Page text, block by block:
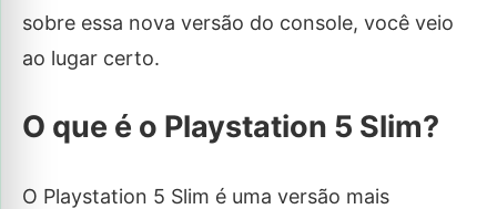
sobre essa nova versão do console, você veio
ao lugar certo.
O que é o Playstation 5 Slim?
O Playstation 5 Slim é uma versão mais